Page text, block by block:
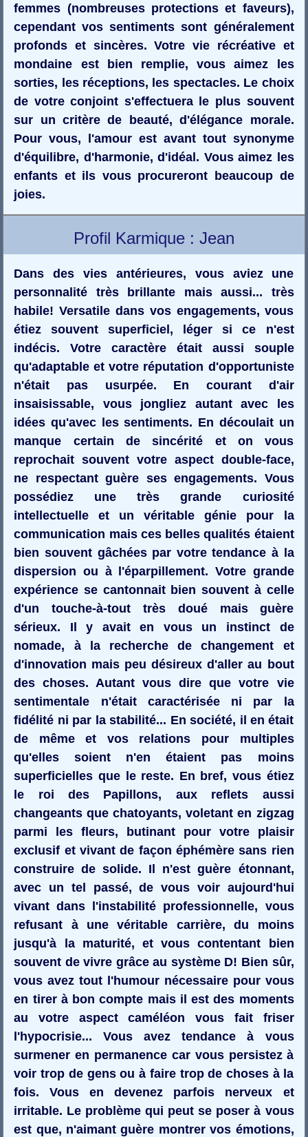
femmes (nombreuses protections et faveurs),
cependant vos sentiments sont généralement
profonds et sincères. Votre vie récréative et
mondaine est bien remplie, vous aimez les
sorties, les réceptions, les spectacles. Le choix
de votre conjoint s'effectuera le plus souvent
sur un critère de beauté, d'élégance morale.
Pour vous, l'amour est avant tout synonyme
d'équilibre, d'harmonie, d'idéal. Vous aimez les
enfants et ils vous procureront beaucoup de
joies.
Profil Karmique : Jean
Dans des vies antérieures, vous aviez une
personnalité très brillante mais aussi... très
habile! Versatile dans vos engagements, vous
étiez souvent superficiel, léger si ce n'est
indécis. Votre caractère était aussi souple
qu'adaptable et votre réputation d'opportuniste
n'était pas usurpée. En courant d'air
insaisissable, vous jongliez autant avec les
idées qu'avec les sentiments. En découlait un
manque certain de sincérité et on vous
reprochait souvent votre aspect double-face,
ne respectant guère ses engagements. Vous
possédiez une très grande curiosité
intellectuelle et un véritable génie pour la
communication mais ces belles qualités étaient
bien souvent gâchées par votre tendance à la
dispersion ou à l'éparpillement. Votre grande
expérience se cantonnait bien souvent à celle
d'un touche-à-tout très doué mais guère
sérieux. Il y avait en vous un instinct de
nomade, à la recherche de changement et
d'innovation mais peu désireux d'aller au bout
des choses. Autant vous dire que votre vie
sentimentale n'était caractérisée ni par la
fidélité ni par la stabilité... En société, il en était
de même et vos relations pour multiples
qu'elles soient n'en étaient pas moins
superficielles que le reste. En bref, vous étiez
le roi des Papillons, aux reflets aussi
changeants que chatoyants, voletant en zigzag
parmi les fleurs, butinant pour votre plaisir
exclusif et vivant de façon éphémère sans rien
construire de solide. Il n'est guère étonnant,
avec un tel passé, de vous voir aujourd'hui
vivant dans l'instabilité professionnelle, vous
refusant à une véritable carrière, du moins
jusqu'à la maturité, et vous contentant bien
souvent de vivre grâce au système D! Bien sûr,
vous avez tout l'humour nécessaire pour vous
en tirer à bon compte mais il est des moments
au votre aspect caméléon vous fait friser
l'hypocrisie... Vous avez tendance à vous
surmener en permanence car vous persistez à
voir trop de gens ou à faire trop de choses à la
fois. Vous en devenez parfois nerveux et
irritable. Le problème qui peut se poser à vous
est que, n'aimant guère montrer vos émotions,